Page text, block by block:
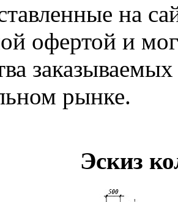
на
офертой и
рынке.
Эскиз